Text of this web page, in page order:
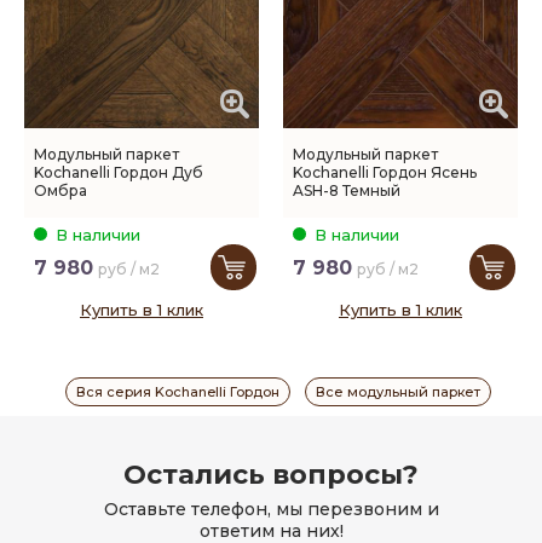
Модульный паркет
Kochanelli Гордон Дуб
Омбра
В наличии
7 980 руб / м2
Купить в 1 клик
Модульный паркет
Kochanelli Гордон Ясень
ASH-8 Темный
В наличии
7 980 руб / м2
Купить в 1 клик
Вся серия Kochanelli Гордон Все модульный паркет
Остались вопросы?
Оставьте телефон, мы перезвоним и
ответим на них!